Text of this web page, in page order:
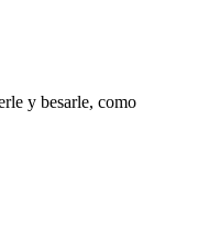
y besarle, como